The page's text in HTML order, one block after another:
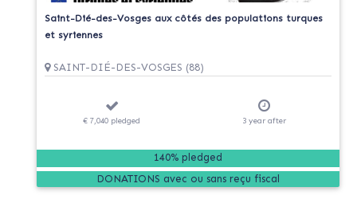
Saint-Dié-des-Vosges aux côtés des populations turques
et syriennes
SAINT-DIÉ-DES-VOSGES (88)
€ 7,040 pledged 3 year after
140% pledged
DONATIONS